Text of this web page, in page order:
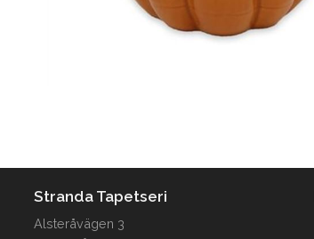
Stranda Tapetseri
Alsteråvägen 3